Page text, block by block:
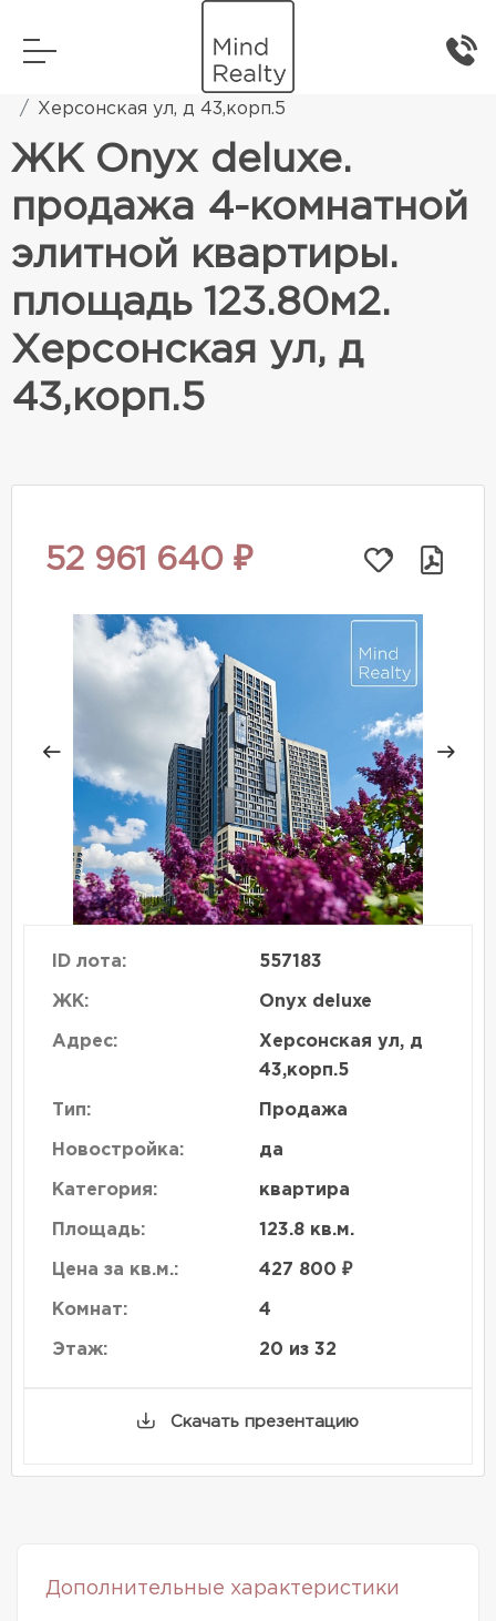
Элитная жилая недвижимость
Херсонская ул, д 43,корп.5
ЖК Onyx deluxe.
продажа 4-комнатной
элитной квартиры.
площадь 123.80м2.
Херсонская ул, д
43,корп.5
52 961 640 ₽
ID лота: 557183
ЖК: Onyx deluxe
Адрес:
Херсонская ул, д
43,корп.5
Тип: Продажа
Новостройка: да
Категория: квартира
Площадь: 123.8 кв.м.
Цена за кв.м.: 427 800 ₽
Комнат: 4
Этаж: 20 из 32
Скачать презентацию
Дополнительные характеристики